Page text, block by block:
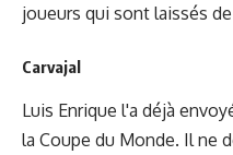
joueurs qui sont laissés
Carvajal
Luis Enrique l'a déjà
la Coupe du Monde. Il ne